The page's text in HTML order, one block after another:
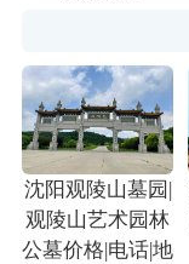
沈阳观陵山墓园|
观陵山艺术园林
公墓价格|电话|地